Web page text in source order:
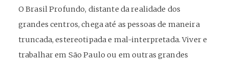
O Brasil Profundo, distante da realidade dos
grandes centros, chega até as pessoas de maneira
truncada, estereotipada e mal-interpretada. Viver e
trabalhar em São Paulo ou em outras grandes